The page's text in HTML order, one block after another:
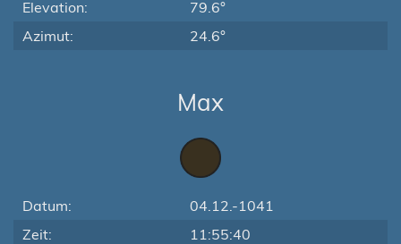
Elevation:
79.6°
Azimut:
24.6°
Max
Datum:
04.12.-1041
Zeit:
11:55:40